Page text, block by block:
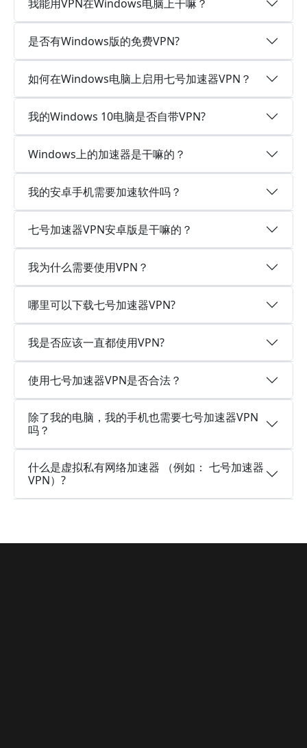
我能用VPN在Windows电脑上干嘛？
是否有Windows版的免费VPN?
如何在Windows电脑上启用七号加速器VPN？
我的Windows 10电脑是否自带VPN?
Windows上的加速器是干嘛的？
我的安卓手机需要加速软件吗？
七号加速器VPN安卓版是干嘛的？
我为什么需要使用VPN？
哪里可以下载七号加速器VPN?
我是否应该一直都使用VPN?
使用七号加速器VPN是否合法？
除了我的电脑，我的手机也需要七号加速器VPN
吗？
什么是虚拟私有网络加速器 （例如： 七号加速器
VPN）?